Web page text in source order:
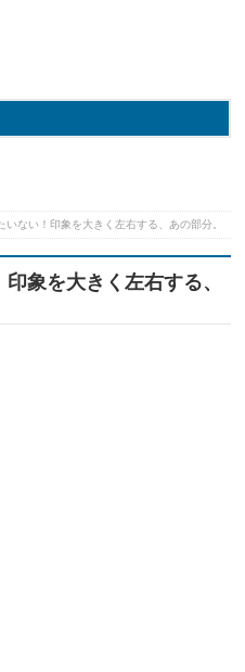
いない！印象を大きく左右する、あの部分。
象を大きく左右する、